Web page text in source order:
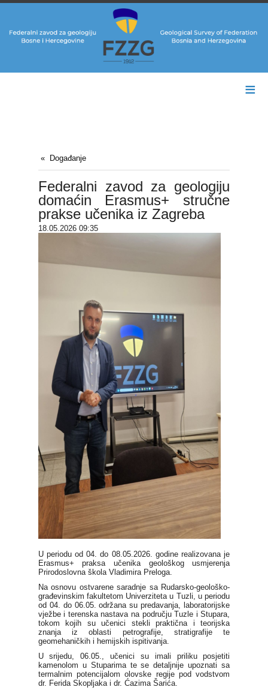
≡
Događanje
Federalni zavod za geologiju
domaćin Erasmus+ stručne
prakse učenika iz Zagreba
18.05.2026 09:35
U periodu od 04. do 08.05.2026. godine realizovana je
Erasmus+ praksa učenika geološkog usmjerenja
Prirodoslovna škola Vladimira Preloga.
Na osnovu ostvarene saradnje sa Rudarsko-geološko-
građevinskim fakultetom Univerziteta u Tuzli , u periodu
od 04. do 06.05. održana su predavanja, laboratorijske
vježbe i terenska nastava na području Tuzle i Stupara,
tokom kojih su učenici stekli praktična i teorijska
znanja iz oblasti petrografije, stratigrafije te
geomehaničkih i hemijskih ispitivanja.
U srijedu, 06.05., učenici su imali priliku posjetiti
kamenolom u Stuparima te se detaljnije upoznati sa
termalnim potencijalom olovske regije pod vodstvom
dr. Ferida Skopljaka i dr. Ćazima Šarića.